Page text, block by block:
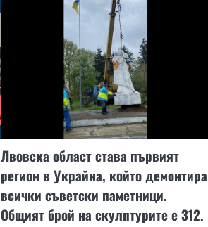
Лвовска област става първият
регион в Украйна, който демонтира
всички съветски паметници.
Общият брой на скулптурите е 312.